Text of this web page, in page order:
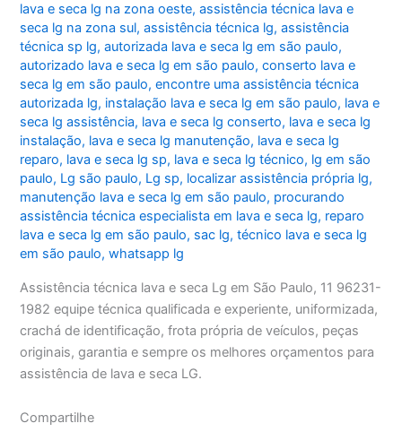
lava e seca lg na zona oeste,assistência técnica lava e
seca lg na zona sul,assistência técnica lg,assistência
técnica sp lg,autorizada lava e seca lg em são paulo,
autorizado lava e seca lg em são paulo,conserto lava e
seca lg em são paulo,encontre uma assistência técnica
autorizada lg, instalação lava e seca lg em são paulo, lava e
seca lg assistência, lava e seca lg conserto, lava e seca lg
instalação, lava e seca lg manutenção, lava e seca lg
reparo, lava e seca lg sp, lava e seca lg técnico, lg em são
paulo, Lg são paulo, Lg sp, localizar assistência própria lg,
manutenção lava e seca lg em são paulo, procurando
assistência técnica especialista em lava e seca lg, reparo
lava e seca lg em são paulo, sac lg,técnico lava e seca lg
em são paulo,whatsapp lg
Assistência técnica lava e seca Lg em São Paulo, 11 96231-
1982 equipe técnica qualificada e experiente, uniformizada,
crachá de identificação, frota própria de veículos, peças
originais, garantia e sempre os melhores orçamentos para
assistência de lava e seca LG.
Compartilhe